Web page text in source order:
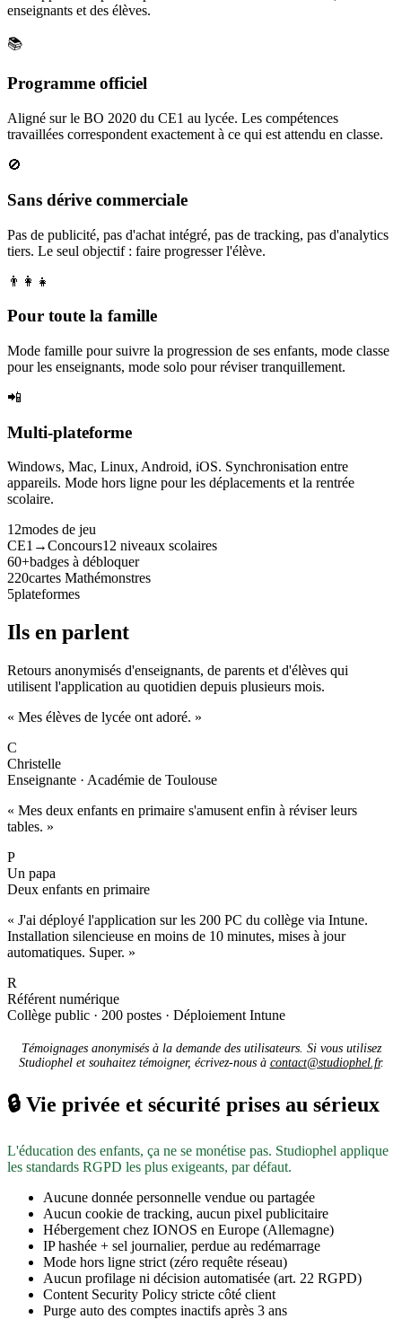
enseignants et des élèves.
📚
Programme officiel
Aligné sur le BO 2020 du CE1 au lycée. Les compétences
travaillées correspondent exactement à ce qui est attendu en classe.
🚫
Sans dérive commerciale
Pas de publicité, pas d'achat intégré, pas de tracking, pas d'analytics
tiers. Le seul objectif : faire progresser l'élève.
👨‍👩‍👧
Pour toute la famille
Mode famille pour suivre la progression de ses enfants, mode classe
pour les enseignants, mode solo pour réviser tranquillement.
📲
Multi-plateforme
Windows, Mac, Linux, Android, iOS. Synchronisation entre
appareils. Mode hors ligne pour les déplacements et la rentrée
scolaire.
12modes de jeu
CE1→Concours12 niveaux scolaires
60+badges à débloquer
220cartes Mathémonstres
5plateformes
Ils en parlent
Retours anonymisés d'enseignants, de parents et d'élèves qui
utilisent l'application au quotidien depuis plusieurs mois.
« Mes élèves de lycée ont adoré. »
C
Christelle
Enseignante · Académie de Toulouse
« Mes deux enfants en primaire s'amusent enfin à réviser leurs
tables. »
P
Un papa
Deux enfants en primaire
« J'ai déployé l'application sur les 200 PC du collège via Intune.
Installation silencieuse en moins de 10 minutes, mises à jour
automatiques. Super. »
R
Référent numérique
Collège public · 200 postes · Déploiement Intune
Témoignages anonymisés à la demande des utilisateurs. Si vous utilisez
Studiophel et souhaitez témoigner, écrivez-nous à contact@studiophel.fr.
🔒 Vie privée et sécurité prises au sérieux
L'éducation des enfants, ça ne se monétise pas. Studiophel applique
les standards RGPD les plus exigeants, par défaut.
Aucune donnée personnelle vendue ou partagée
Aucun cookie de tracking, aucun pixel publicitaire
Hébergement chez IONOS en Europe (Allemagne)
IP hashée + sel journalier, perdue au redémarrage
Mode hors ligne strict (zéro requête réseau)
Aucun profilage ni décision automatisée (art. 22 RGPD)
Content Security Policy stricte côté client
Purge auto des comptes inactifs après 3 ans